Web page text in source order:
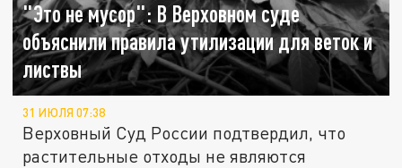
"Это не мусор": В Верховном суде
объяснили правила утилизации для веток и
листвы
31 ИЮЛЯ 07:38
Верховный Суд России подтвердил, что
растительные отходы не являются